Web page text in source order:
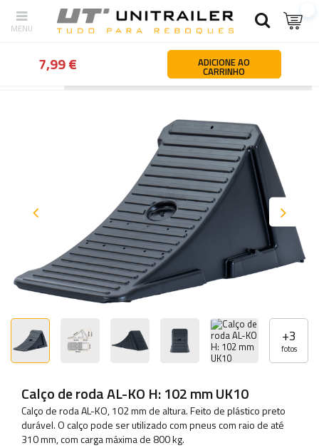
Rodas jantes pneus Cunhas de rodas
+3
fotos
Calço de roda AL-KO H: 102 mm UK10
Calço de roda AL-KO, 102 mm de altura. Feito de plástico preto
durável. O calço pode ser utilizado com pneus com raio de até
310 mm, com carga máxima de 800 kg.
7,99 € ADICIONE AO
CARRINHO